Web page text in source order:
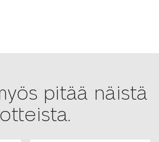
pitää näistä